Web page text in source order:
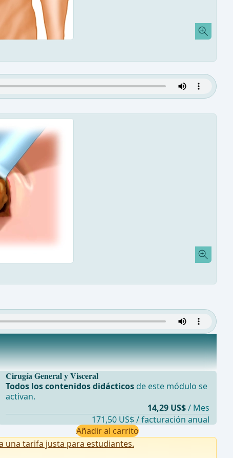
Cirugía General y Visceral
Todos los contenidos didácticosde este módulo se
activan.
14,29 US$ / Mes
171,50 US$ / facturación anual
Añadir al carrito
una tarifa justa para estudiantes.